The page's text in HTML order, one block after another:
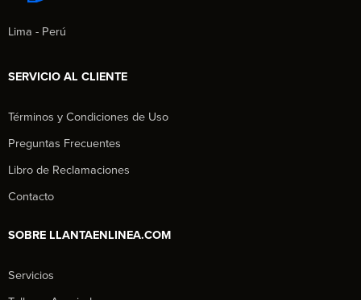
Lima - Perú
SERVICIO AL CLIENTE
Términos y Condiciones de Uso
Preguntas Frecuentes
Libro de Reclamaciones
Contacto
SOBRE LLANTAENLINEA.COM
Servicios